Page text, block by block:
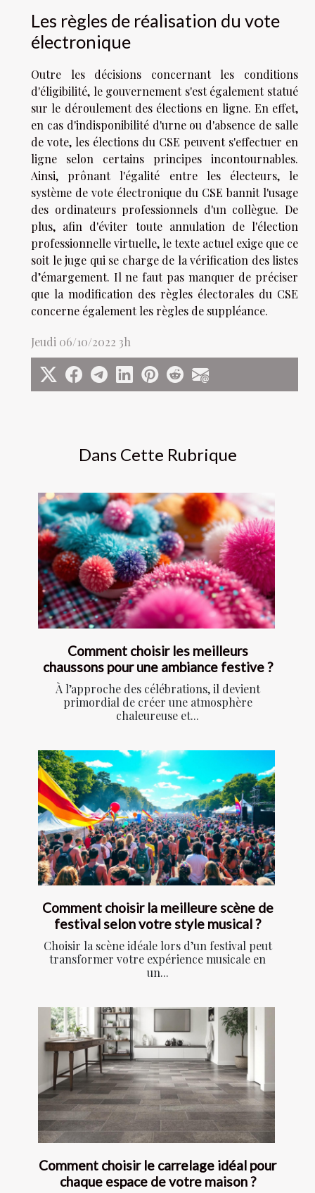
Dans Cette Rubrique
Comment choisir les meilleurs
chaussons pour une ambiance festive ?
À l’approche des célébrations, il devient
primordial de créer une atmosphère
chaleureuse et...
Comment choisir la meilleure scène de
festival selon votre style musical ?
Choisir la scène idéale lors d’un festival peut
transformer votre expérience musicale en
un...
Comment choisir le carrelage idéal pour
chaque espace de votre maison ?
Les règles de réalisation du vote
électronique
Outre les décisions concernant les conditions
d'éligibilité, le gouvernement s'est également statué
sur le déroulement des élections en ligne. En effet,
en cas d'indisponibilité d'urne ou d'absence de salle
de vote, les élections du CSE peuvent s'effectuer en
ligne selon certains principes incontournables.
Ainsi, prônant l'égalité entre les électeurs, le
système de vote électronique du CSE bannit l'usage
des ordinateurs professionnels d'un collègue. De
plus, afin d'éviter toute annulation de l'élection
professionnelle virtuelle, le texte actuel exige que ce
soit le juge qui se charge de la vérification des listes
d’émargement. Il ne faut pas manquer de préciser
que la modification des règles électorales du CSE
concerne également les règles de suppléance.
Jeudi 06/10/2022 3h